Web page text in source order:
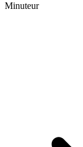
Minuteur